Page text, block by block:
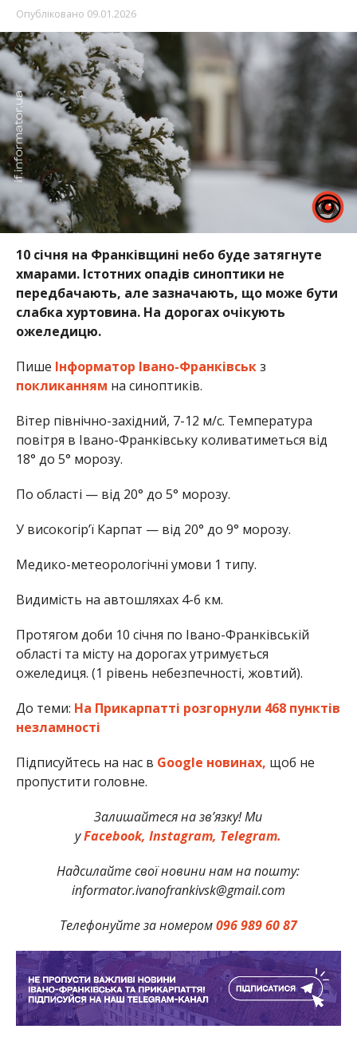
Опубліковано 09.01.2026
10 січня на Франківщині небо буде затягнуте
хмарами. Істотних опадів синоптики не
передбачають, але зазначають, що може бути
слабка хуртовина. На дорогах очікують
ожеледицю.
Пише Інформатор Івано-Франківськз
покликанням на синоптиків.
Вітер північно-західний, 7-12 м/с. Температура
повітря в Івано-Франківську коливатиметься від
18° до 5° морозу.
По області — від 20° до 5° морозу.
У високогір’ї Карпат — від 20° до 9° морозу.
Медико-метеорологічні умови 1 типу.
Видимість на автошляхах 4-6 км.
Протягом доби 10 січня по Івано-Франківській
області та місту на дорогах утримується
ожеледиця. (1 рівень небезпечності, жовтий).
До теми: На Прикарпатті розгорнули 468 пунктів
незламності
Підписуйтесь на нас в Google новинах, щоб не
пропустити головне.
Залишайтеся на зв’язку! Ми
уFacebook, Instagram, Telegram.
Надсилайте свої новини нам на пошту:
informator.ivanofrankivsk@gmail.com
Телефонуйте за номером096 989 60 87